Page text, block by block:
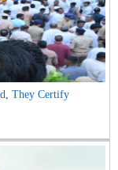
They Certify